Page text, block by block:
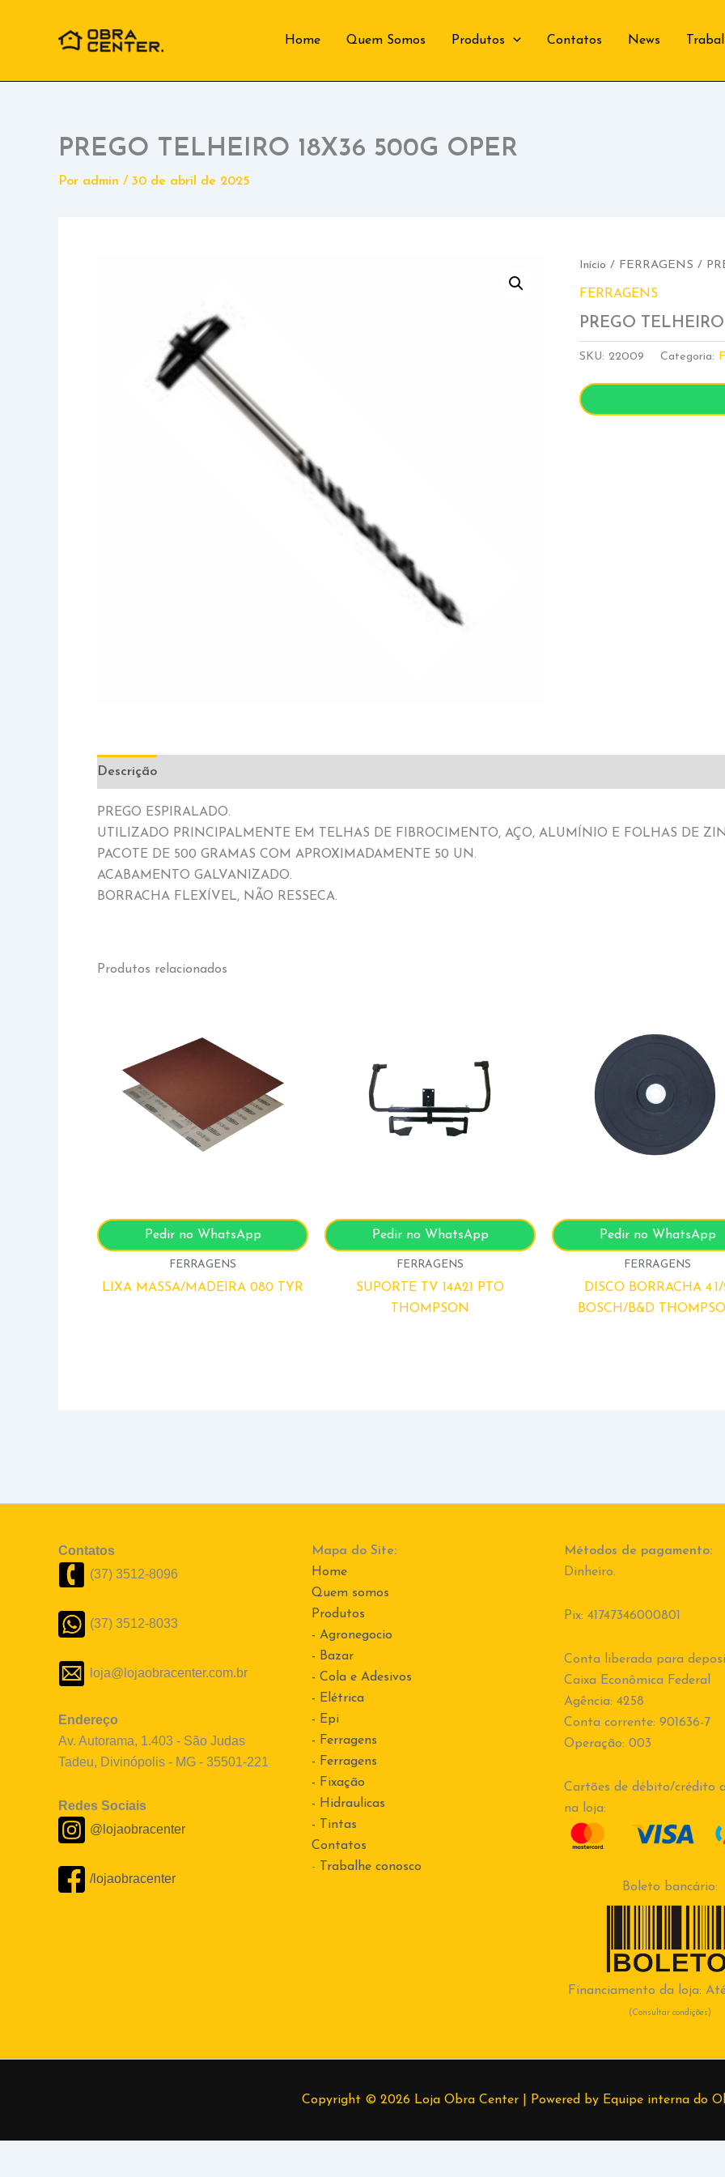
Home Quem Somos Produtos Contatos News
PREGO TELHEIRO 18X36 500G OPER
Por admin / 30 de abril de 2025
Início / FERRAGENS /
FERRAGENS
PREGO
SKU:22009 Categoria:
Descrição
PREGO ESPIRALADO.
UTILIZADO PRINCIPALMENTE EM TELHAS DE FIBROCIMENTO, AÇO, ALUMÍNIO E FOLHAS DE
PACOTE DE 500 GRAMAS COM APROXIMADAMENTE 50 UN.
ACABAMENTO GALVANIZADO.
BORRACHA FLEXÍVEL, NÃO RESSECA.
Produtos relacionados
Pedir no WhatsApp
FERRAGENS
LIXA MASSA/MADEIRA 080 TYR
Pedir no WhatsApp
FERRAGENS
SUPORTE TV 14A21 PTO
THOMPSON
Pedir no WhatsApp
FERRAGENS
DISCO BORRACHA
BOSCH/B&D
Contatos
(37) 3512-8096
(37) 3512-8033
loja@lojaobracenter.com.br
Endereço
Av. Autorama, 1.403 - São Judas
Tadeu, Divinópolis - MG - 35501-221
Redes Sociais
@lojaobracenter
/lojaobracenter
Mapa do Site:
Home
Quem somos
Produtos
- Agronegocio
- Bazar
- Cola e Adesivos
- Elétrica
- Epi
- Ferragens
- Ferragens
- Fixação
- Hidraulicas
- Tintas
Contatos
- Trabalhe conosco
Métodos de pagamento:
Dinheiro.
Pix: 41747346000801
Conta liberada para
Caixa Econômica Federal
Agência: 4258
Conta corrente: 901636-7
Operação: 003
Cartões de débito/crédito
na loja:
Boleto bancário:
Financiamento da loja:
(Consultar condições)
Copyright © 2026 Loja Obra Center | Powered by Equipe interna do